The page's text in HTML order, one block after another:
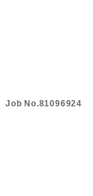
Job No.81096924